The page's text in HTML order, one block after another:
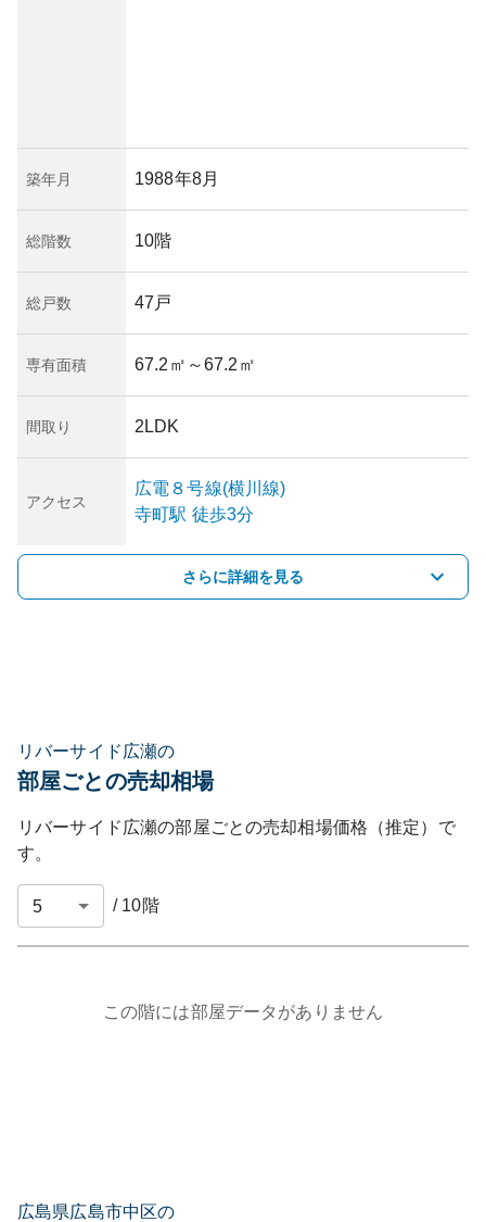
築年月 1988年8月
総階数 10階
総戸数 47戸
専有面積 67.2㎡ ～67.2㎡
間取り 2LDK
アクセス
広電８号線(横川線)
寺町駅 徒歩3分
さらに詳細を見る
リバーサイド広瀬の
部屋ごとの売却相場
リバーサイド広瀬の部屋ごとの売却相場価格（推定）で
す。
/ 10階
この階には部屋データがありません
広島県広島市中区の